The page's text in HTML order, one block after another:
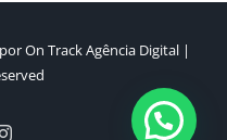
On Track Agência Digital |
Instagram